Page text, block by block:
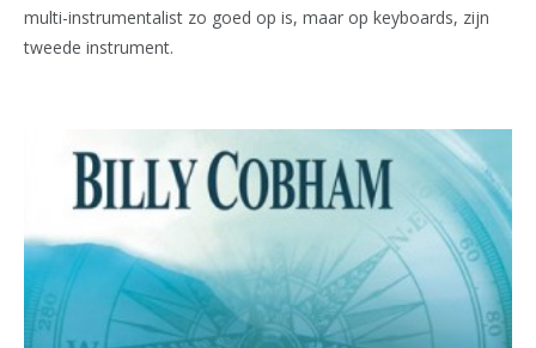
multi-instrumentalist zo goed op is, maar op keyboards, zijn
tweede instrument.